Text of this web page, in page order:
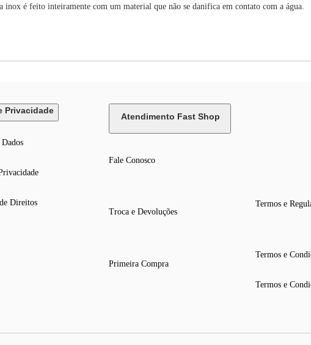
é feito inteiramente com um material que não se danifica em contato com a água.
Privacidade
Direitos
Atendimento Fast Shop
Fale Conosco
Troca e Devoluções
Primeira Compra
Termos e
Termos e
Termos e